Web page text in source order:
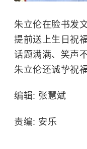
朱立伦在脸书发
提前送上生日祝
话题满满、笑声
朱立伦还诚挚祝
编辑: 张慧斌
责编: 安乐